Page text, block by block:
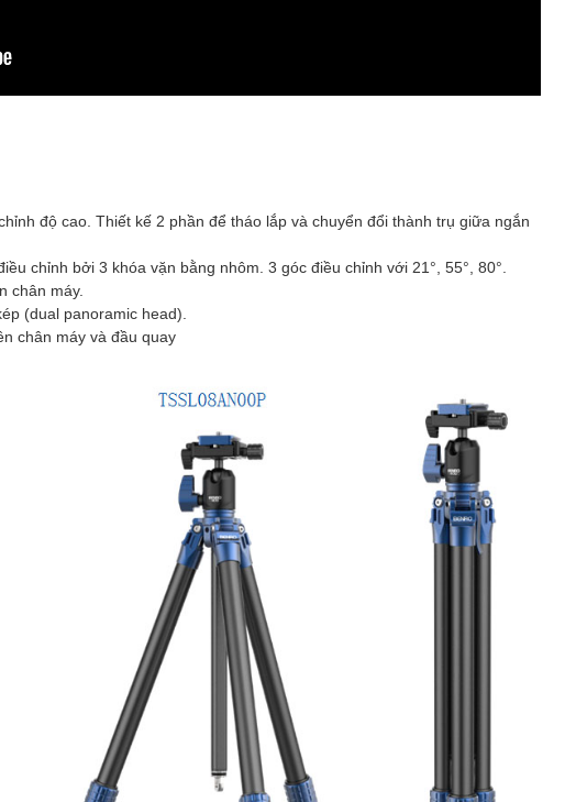
độ cao. Thiết kế 2 phần để tháo lắp và chuyển đổi thành trụ giữa ngắn
chỉnh bởi 3 khóa vặn bằng nhôm. 3 góc điều chỉnh với 21°, 55°, 80°.
chân máy.
(dual panoramic head).
chân máy và đầu quay